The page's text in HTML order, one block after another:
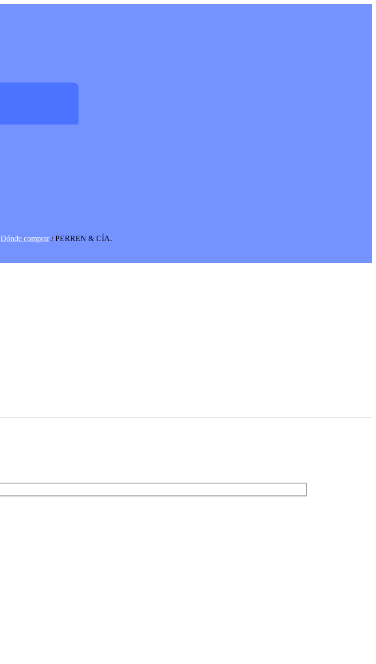
Dónde comprar/ PERREN & CÍA.